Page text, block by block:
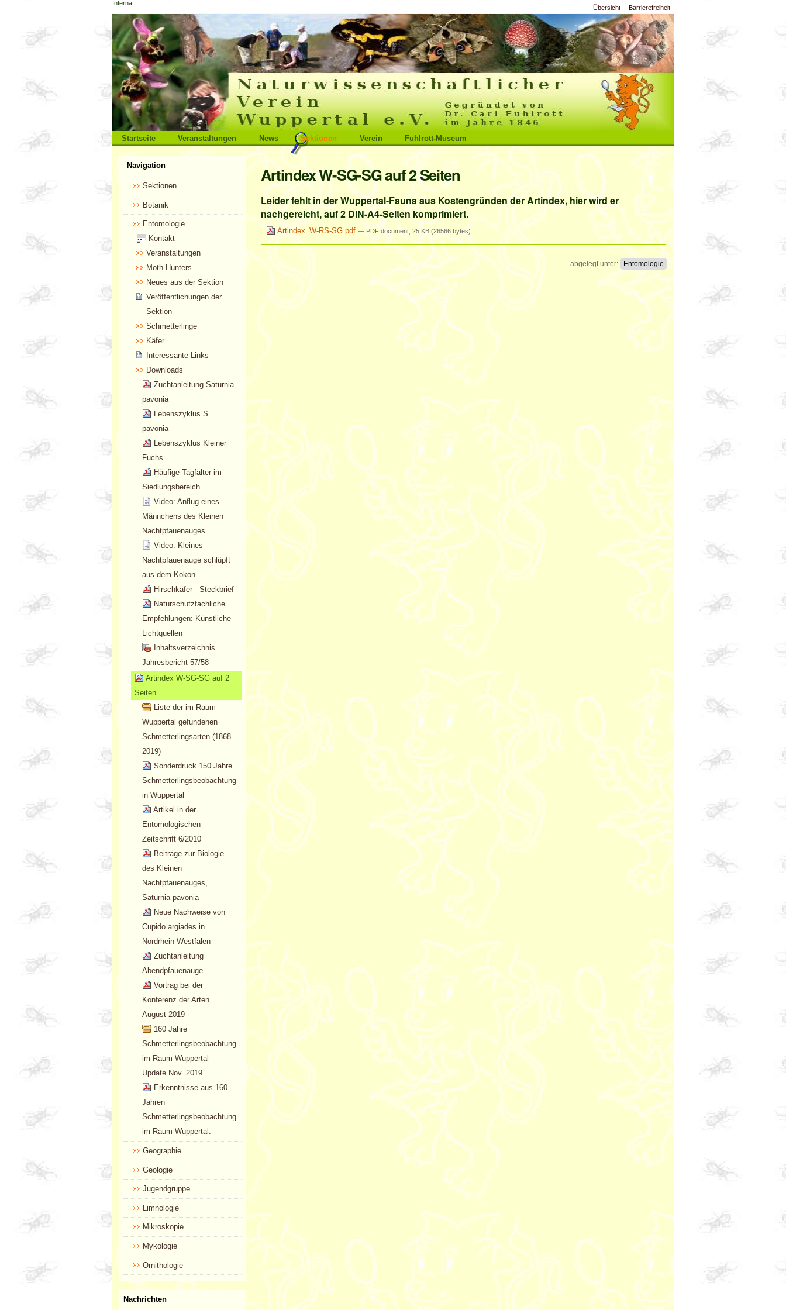
Direkt
zum
Inhalt
|
Direkt
zur
Navigation
Übersicht Barrierefreiheit
Sektionen
Startseite Veranstaltungen News Sektionen Verein Fuhlrott-Museum
Benutzerspezifische
Interna
Artindex W-SG-SG auf 2 Seiten
Leider fehlt in der Wuppertal-Fauna aus Kostengründen der Artindex, hier wird er
nachgereicht, auf 2 DIN-A4-Seiten komprimiert.
Artindex_W-RS-SG.pdf — PDF document, 25 KB (26566 bytes)
abgelegt unter: Entomologie
Navigation
Sektionen
Botanik
Entomologie
Kontakt
Veranstaltungen
Moth Hunters
Neues aus der Sektion
Veröffentlichungen der
Sektion
Schmetterlinge
Käfer
Interessante Links
Downloads
Zuchtanleitung Saturnia
pavonia
Lebenszyklus S.
pavonia
Lebenszyklus Kleiner
Fuchs
Häufige Tagfalter im
Siedlungsbereich
Video: Anflug eines
Männchens des Kleinen
Nachtpfauenauges
Video: Kleines
Nachtpfauenauge schlüpft
aus dem Kokon
Hirschkäfer - Steckbrief
Naturschutzfachliche
Empfehlungen: Künstliche
Lichtquellen
Inhaltsverzeichnis
Jahresbericht 57/58
Artindex W-SG-SG auf 2
Seiten
Liste der im Raum
Wuppertal gefundenen
Schmetterlingsarten (1868-
2019)
Sonderdruck 150 Jahre
Schmetterlingsbeobachtung
in Wuppertal
Artikel in der
Entomologischen
Zeitschrift 6/2010
Beiträge zur Biologie
des Kleinen
Nachtpfauenauges,
Saturnia pavonia
Neue Nachweise von
Cupido argiades in
Nordrhein-Westfalen
Zuchtanleitung
Abendpfauenauge
Vortrag bei der
Konferenz der Arten
August 2019
160 Jahre
Schmetterlingsbeobachtung
im Raum Wuppertal -
Update Nov. 2019
Erkenntnisse aus 160
Jahren
Schmetterlingsbeobachtung
im Raum Wuppertal.
Geographie
Geologie
Jugendgruppe
Limnologie
Mikroskopie
Mykologie
Ornithologie
Nachrichten